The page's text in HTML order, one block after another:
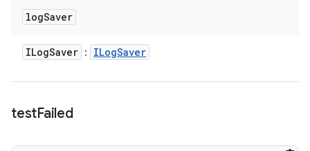
logSaver
ILogSaver : ILogSaver
testFailed